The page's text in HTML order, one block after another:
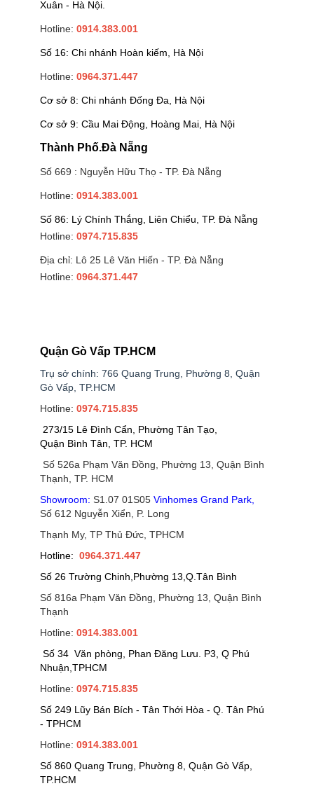
Xuân - Hà Nội.
Hotline: 0914.383.001
Số 16: Chi nhánh Hoàn kiếm, Hà Nội
Hotline: 0964.371.447
Cơ sở 8: Chi nhánh Đống Đa, Hà Nội
Cơ sở 9: Cầu Mai Động, Hoàng Mai, Hà Nội
Thành Phố.Đà Nẵng
Số 669 : Nguyễn Hữu Thọ - TP. Đà Nẵng
Hotline: 0914.383.001
Số 86: Lý Chính Thắng, Liên Chiểu, TP. Đà Nẵng
Hotline: 0974.715.835
Địa chỉ: Lô 25 Lê Văn Hiến - TP. Đà Nẵng
Hotline: 0964.371.447
Quận Gò Vấp TP.HCM
Trụ sở chính: 766 Quang Trung, Phường 8, Quận
Gò Vấp, TP.HCM
Hotline: 0974.715.835
273/15 Lê Đình Cẩn, Phường Tân Tạo,
Quận Bình Tân, TP. HCM
Số 526a Phạm Văn Đồng, Phường 13, Quận Bình
Thạnh, TP. HCM
Showroom: S1.07 01S05 Vinhomes Grand Park
Số 612 Nguyễn Xiển, P. Long
Thạnh My, TP Thủ Đức, TPHCM
Hotline: 0964.371.447
Số 26 Trường Chinh,Phường 13,Q.Tân Bình
Số 816a Phạm Văn Đồng, Phường 13, Quận Bình
Thạnh
Hotline: 0914.383.001
Số 34 Văn phòng, Phan Đăng Lưu. P3, Q Phú
Nhuận,TPHCM
Hotline: 0974.715.835
Số 249 Lũy Bán Bích - Tân Thới Hòa - Q. Tân Phú
- TPHCM
Hotline: 0914.383.001
Số 860 Quang Trung, Phường 8, Quận Gò Vấp,
TP.HCM